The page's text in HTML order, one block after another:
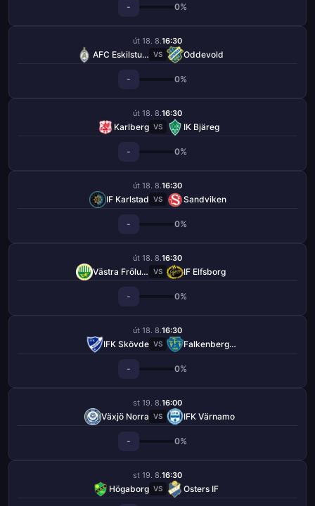
- 0%
út 18. 8.16:30
AFC Eskilstuna VS Oddevold
- 0%
út 18. 8.16:30
Karlberg VS IK Bjäreg
- 0%
út 18. 8.16:30
IF Karlstad VS Sandviken
- 0%
út 18. 8.16:30
Västra Frölunda VS IF Elfsborg
- 0%
út 18. 8.16:30
IFK Skövde VS Falkenbergs FF
- 0%
st 19. 8.16:00
Växjö Norra VS IFK Värnamo
- 0%
st 19. 8.16:30
Högaborg VS Osters IF